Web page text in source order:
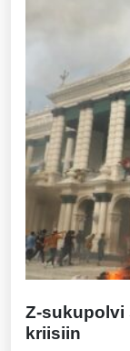
Z-sukupolvi
kriisiin